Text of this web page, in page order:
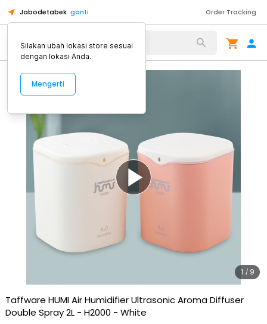
Jabodetabek ganti Order Tracking
Alat Kopi
1 / 9
Taffware HUMI Air Humidifier Ultrasonic Aroma Diffuser
Double Spray 2L - H2000 - White
Silakan ubah lokasi store sesuai
dengan lokasi Anda.
Mengerti